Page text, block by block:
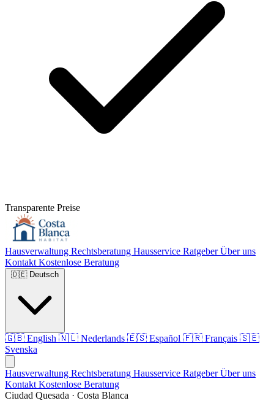
Transparente Preise
Hausverwaltung Rechtsberatung Hausservice RatgeberÜber uns
Kontakt Kostenlose Beratung
🇩🇪 Deutsch
🇬🇧 English 🇳🇱 Nederlands 🇪🇸 Español 🇫🇷 Français 🇸🇪
Svenska
Hausverwaltung Rechtsberatung Hausservice RatgeberÜber uns
Kontakt Kostenlose Beratung
Ciudad Quesada · Costa Blanca